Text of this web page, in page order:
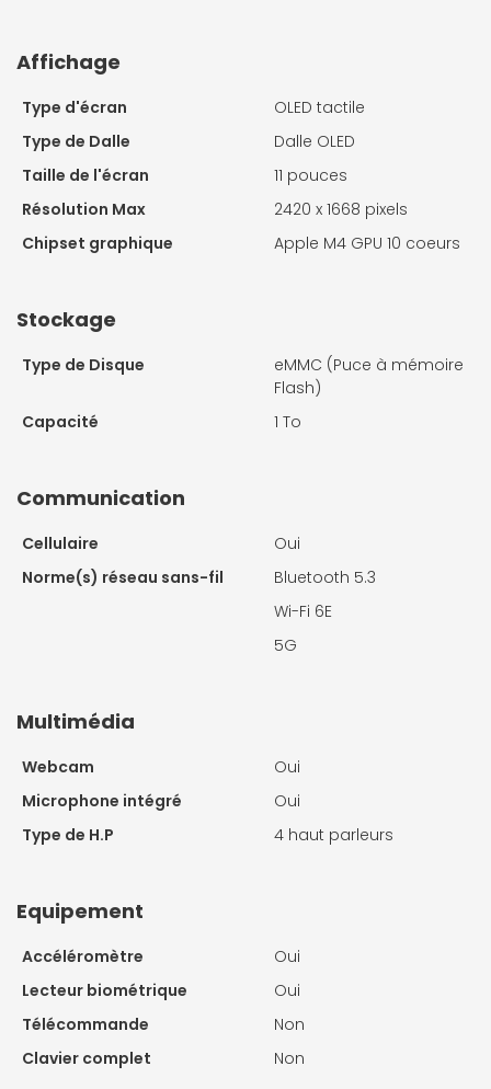
Affichage
Type d'écran
OLED tactile
Type de Dalle
Dalle OLED
Taille de l'écran
11 pouces
Résolution Max
2420 x 1668 pixels
Chipset graphique
Apple M4 GPU 10 coeurs
Stockage
Type de Disque
eMMC (Puce à mémoire
Flash)
Capacité
1 To
Communication
Cellulaire
Oui
Norme(s) réseau sans-fil
Bluetooth 5.3
Wi-Fi 6E
5G
Multimédia
Webcam
Oui
Microphone intégré
Oui
Type de H.P
4 haut parleurs
Equipement
Accéléromètre
Oui
Lecteur biométrique
Oui
Télécommande
Non
Clavier complet
Non